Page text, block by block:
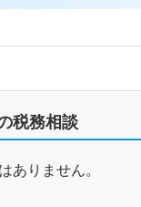
税務相談
ありません。